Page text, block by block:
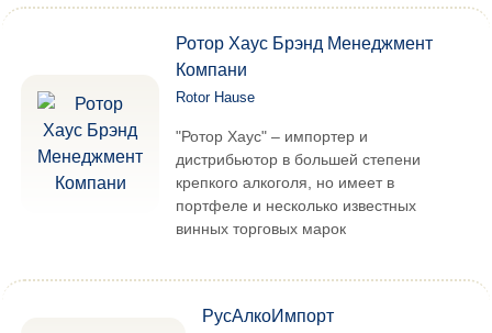
Ротор Хаус Брэнд Менеджмент
Компани
Rotor Hause
"Ротор Хаус" – импортер и
дистрибьютор в большей степени
крепкого алкоголя, но имеет в
портфеле и несколько известных
винных торговых марок
РусАлкоИмпорт